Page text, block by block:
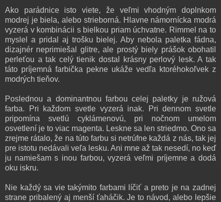
Ako parádnice isto viete, že veľmi vhodným doplnkom
modrej je biela, alebo strieborná. Hlavne námornícka modrá
vyzerá v kombinácii s bielkou priam úchvatne. Rimmel na to
myslel a pridal aj trošku bielej. Aby nebola paletka fádna,
dizajnér neprimiešal glitre, ale prostý biely prášok obohatil
perleťou a tak celý tienik dostal krásny perlový lesk. A tak
táto príjemná farbička pekne ukáže vedľa ktoréhokoľvek z
modrých tieňov.
Poslednou a dominantnou farbou celej paletky je ružová
farba. Pri každom svetle vyzerá inak. Pri dennom svetle
pripomína svetlú cyklámenovú, pri nočnom umelom
osvetlení je to viac magenta. Leskne sa len striedmo. Ono sa
zrejme rátalo, že na túto farbu si netrúfne každá z nás, tak jej
pre istotu nedávali veľa lesku. Ani mne až tak nesedí, no keď
ju namiešam s inou farbou, vyzerá veľmi príjemne a dodá
oku iskru.
Nie každý sa vie takýmito farbami líčiť a preto je na zadnej
strane pribalený aj menší ťaháčik. Je to návod, alebo lepšie